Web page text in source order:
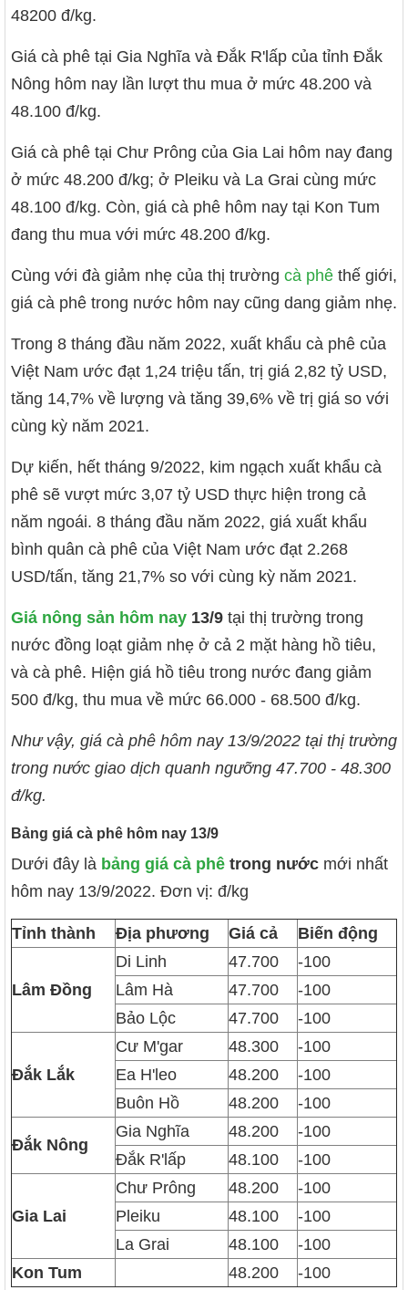
48200 đ/kg.
Giá cà phê tại Gia Nghĩa và Đắk R'lấp của tỉnh Đắk
Nông hôm nay lần lượt thu mua ở mức 48.200 và
48.100 đ/kg.
Giá cà phê tại Chư Prông của Gia Lai hôm nay đang
ở mức 48.200 đ/kg; ở Pleiku và La Grai cùng mức
48.100 đ/kg. Còn, giá cà phê hôm nay tại Kon Tum
đang thu mua với mức 48.200 đ/kg.
Cùng với đà giảm nhẹ của thị trường cà phê thế giới,
giá cà phê trong nước hôm nay cũng dang giảm nhẹ.
Trong 8 tháng đầu năm 2022, xuất khẩu cà phê của
Việt Nam ước đạt 1,24 triệu tấn, trị giá 2,82 tỷ USD,
tăng 14,7% về lượng và tăng 39,6% về trị giá so với
cùng kỳ năm 2021.
Dự kiến, hết tháng 9/2022, kim ngạch xuất khẩu cà
phê sẽ vượt mức 3,07 tỷ USD thực hiện trong cả
năm ngoái. 8 tháng đầu năm 2022, giá xuất khẩu
bình quân cà phê của Việt Nam ước đạt 2.268
USD/tấn, tăng 21,7% so với cùng kỳ năm 2021.
Giá nông sản hôm nay 13/9 tại thị trường trong
nước đồng loạt giảm nhẹ ở cả 2 mặt hàng hồ tiêu,
và cà phê. Hiện giá hồ tiêu trong nước đang giảm
500 đ/kg, thu mua về mức 66.000 - 68.500 đ/kg.
Như vậy, giá cà phê hôm nay 13/9/2022 tại thị trường
trong nước giao dịch quanh ngưỡng 47.700 - 48.300
đ/kg.
Bảng giá cà phê hôm nay 13/9
Dưới đây là bảng giá cà phê trong nước mới nhất
hôm nay 13/9/2022. Đơn vị: đ/kg
Tỉnh thành Địa phương Giá cả Biến động
Lâm Đồng
Di Linh 47.700
-100
Lâm Hà
47.700
-100
Bảo Lộc
47.700 -100
Đắk Lắk
Cư M'gar 48.300
-100
Ea H'leo
48.200
-100
Buôn Hồ
48.200 -100
Đắk Nông
Gia Nghĩa 48.200
-100
Đắk R'lấp
48.100 -100
Gia Lai
Chư Prông 48.200
-100
Pleiku
48.100
-100
La Grai
48.100
-100
Kon Tum
48.200
-100